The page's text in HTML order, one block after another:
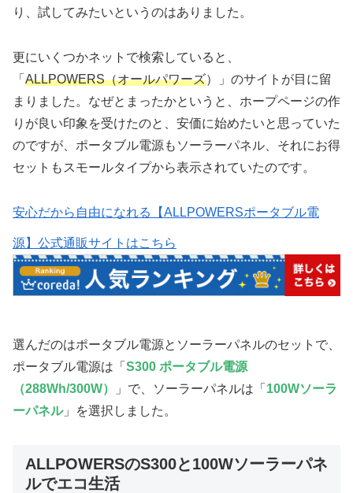
り、試してみたいというのはありました。
更にいくつかネットで検索していると、
「 ALLPOWERS（オールパワーズ）」のサイトが目に留
まりました。なぜとまったかというと、ホープページの作
りが良い印象を受けたのと、安価に始めたいと思っていた
のですが、ポータブル電源もソーラーパネル、それにお得
セットもスモールタイプから表示されていたのです。
安心だから自由になれる【ALLPOWERSポータブル電
源】公式通販サイトはこちら
選んだのはポータブル電源とソーラーパネルのセットで、
ポータブル電源は「 S300 ポータブル電源
（288Wh/300W）
」で、ソーラーパネルは「 100Wソーラ
ーパネル」を選択しました。
ALLPOWERSのS300と100Wソーラーパネ
ルでエコ生活